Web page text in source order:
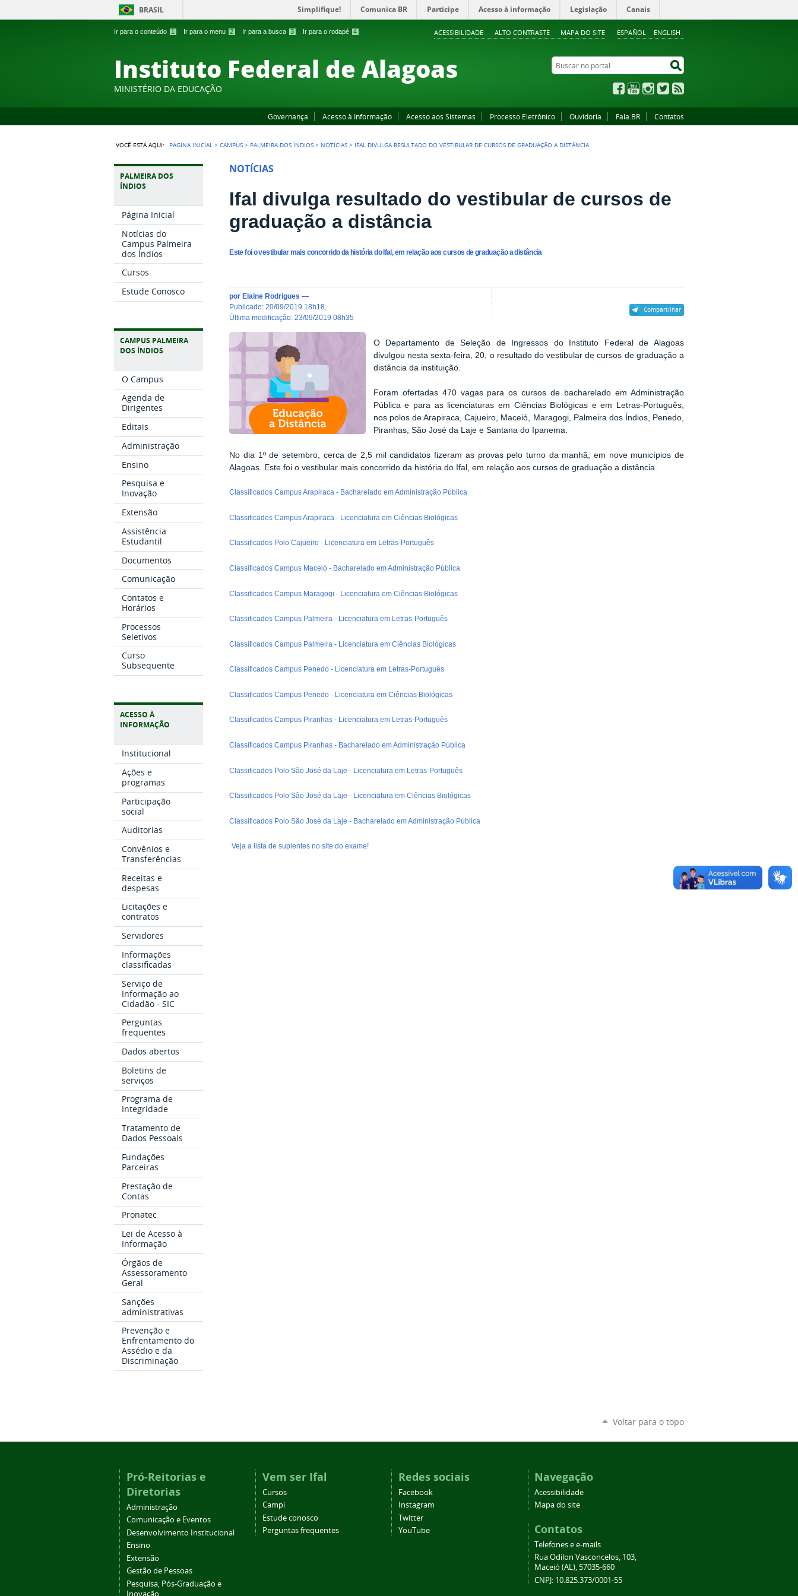
Ir para o conteúdo 1 Ir para o menu 2 Ir para a busca 3 Ir para o rodapé 4 ESPAÑOL ENGLISH
ACESSIBILIDADE ALTO CONTRASTE MAPA DO SITE
BRASIL Simplifique! Comunica BR Participe Acesso à informação Legislação Canais
Instituto Federal de Alagoas
MINISTÉRIO DA EDUCAÇÃO
Buscar no portal
FacebookYouTubeInstagram
Twitter
Governança Acesso à Informação Acesso aos Sistemas Processo Eletrônico Ouvidoria Fala.BR Contatos
VOCÊ ESTÁ AQUI: PÁGINA INICIAL >CAMPUS > PALMEIRA DOS ÍNDIOS > NOTÍCIAS > IFAL DIVULGA RESULTADO DO VESTIBULAR DE CURSOS DE GRADUAÇÃO A DISTÂNCIA
PALMEIRA DOS
ÍNDIOS
Página Inicial
Notícias do
Campus Palmeira
dos Índios
Cursos
Estude Conosco
CAMPUS PALMEIRA
DOS ÍNDIOS
O Campus
Agenda de
Dirigentes
Editais
Administração
Ensino
Pesquisa e
Inovação
Extensão
Assistência
Estudantil
Documentos
Comunicação
Contatos e
Horários
Processos
Seletivos
Curso
Subsequente
ACESSO À
INFORMAÇÃO
Institucional
Ações e
programas
Participação
social
Auditorias
Convênios e
Transferências
Receitas e
despesas
Licitações e
contratos
Servidores
Informações
classificadas
Serviço de
Informação ao
Cidadão - SIC
Perguntas
frequentes
Dados abertos
Boletins de
serviços
Programa de
Integridade
Tratamento de
Dados Pessoais
Fundações
Parceiras
Prestação de
Contas
Pronatec
Lei de Acesso à
Informação
Órgãos de
Assessoramento
Geral
Sanções
administrativas
Prevenção e
Enfrentamento do
Assédio e da
Discriminação
NOTÍCIAS
Ifal divulga resultado do vestibular de cursos de
graduação a distância
Este foi o vestibular mais concorrido da história do Ifal, em relação aos cursos de graduação a distância
Compartilhar
por Elaine Rodrigues —
publicado:20/09/2019 18h18
última modificação:23/09/2019 08h35
O Departamento de Seleção de Ingressos do Instituto Federal de Alagoas
divulgou nesta sexta-feira, 20, o resultado do vestibular de cursos de graduação a
distância da instituição.
Foram ofertadas 470 vagas para os cursos de bacharelado em Administração
Pública e para as licenciaturas em Ciências Biológicas e em Letras-Português,
nos polos de Arapiraca, Cajueiro, Maceió, Maragogi, Palmeira dos Índios, Penedo,
Piranhas, São José da Laje e Santana do Ipanema.
No dia 1º de setembro, cerca de 2,5 mil candidatos fizeram as provas pelo turno da manhã, em nove municípios de
Alagoas. Este foi o vestibular mais concorrido da história do Ifal, em relação aos cursos de graduação a distância.
Classificados Campus Arapiraca - Bacharelado em Administração Pública
Classificados Campus Arapiraca - Licenciatura em Ciências Biológicas
Classificados Polo Cajueiro - Licenciatura em Letras-Português
Classificados Campus Maceió - Bacharelado em Administração Pública
Classificados Campus Maragogi - Licenciatura em Ciências Biológicas
Classificados Campus Palmeira - Licenciatura em Letras-Português
Classificados Campus Palmeira - Licenciatura em Ciências Biológicas
Classificados Campus Penedo - Licenciatura em Letras-Português
Classificados Campus Penedo - Licenciatura em Ciências Biológicas
Classificados Campus Piranhas - Licenciatura em Letras-Português
Classificados Campus Piranhas - Bacharelado em Administração Pública
Classificados Polo São José da Laje - Licenciatura em Letras-Português
Classificados Polo São José da Laje - Licenciatura em Ciências Biológicas
Classificados Polo São José da Laje - Bacharelado em Administração Pública
Veja a lista de suplentes no site do exame!
Voltar para o topo
Pró-Reitorias e
Diretorias
Administração
Comunicação e Eventos
Desenvolvimento Institucional
Ensino
Extensão
Gestão de Pessoas
Pesquisa, Pós-Graduação e
Inovação
Vem ser Ifal
Cursos
Campi
Estude conosco
Perguntas frequentes
Redes sociais
Facebook
Instagram
Twitter
YouTube
Navegação
Acessibilidade
Mapa do site
Contatos
Telefones e e-mails
Rua Odilon Vasconcelos, 103,
Maceió (AL), 57035-660
CNPJ: 10.825.373/0001-55